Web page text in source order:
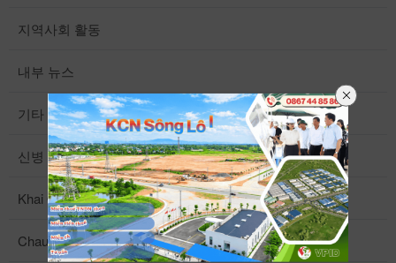
지역사회 활동
내부 뉴스
기타 정보
신병 모집
Khai Quang 산업단지의 환경정보
Chau Son 산업 단지의 환경 정보